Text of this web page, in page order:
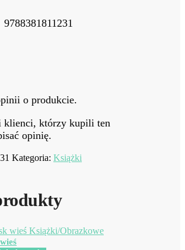
9788381811231
o produkcie.
klienci, którzy kupili ten
opinię.
Kategoria: Książki